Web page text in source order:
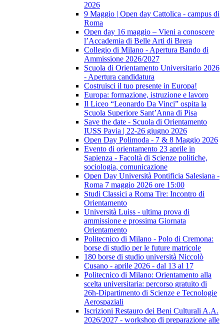
2026
9 Maggio | Open day Cattolica - campus di
Roma
Open day 16 maggio – Vieni a conoscere
l’Accademia di Belle Arti di Brera
Collegio di Milano - Apertura Bando di
Ammissione 2026/2027
Scuola di Orientamento Universitario 2026
- Apertura candidatura
Costruisci il tuo presente in Europa!
Europa: formazione, istruzione e lavoro
Il Liceo “Leonardo Da Vinci” ospita la
Scuola Superiore Sant’Anna di Pisa
Save the date - Scuola di Orientamento
IUSS Pavia | 22-26 giugno 2026
Open Day Polimoda - 7 & 8 Maggio 2026
Evento di orientamento 23 aprile in
Sapienza - Facoltà di Scienze politiche,
sociologia, comunicazione
Open Day Università Pontificia Salesiana -
Roma 7 maggio 2026 ore 15:00
Studi Classici a Roma Tre: Incontro di
Orientamento
Università Luiss - ultima prova di
ammissione e prossima Giornata
Orientamento
Politecnico di Milano - Polo di Cremona:
borse di studio per le future matricole
180 borse di studio università Niccolò
Cusano - aprile 2026 - dal 13 al 17
Politecnico di Milano: Orientamento alla
scelta universitaria: percorso gratuito di
26h-Dipartimento di Scienze e Tecnologie
Aerospaziali
Iscrizioni Restauro dei Beni Culturali A.A.
2026/2027 - workshop di preparazione alle